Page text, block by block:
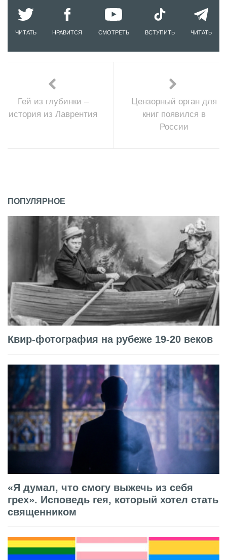
ЧИТАТЬ НРАВИТСЯ СМОТРЕТЬ ВСТУПИТЬ ЧИТАТЬ
Гей из глубинки –
история из Лаврентия
Цензорный орган для
книг появился в
России
ПОПУЛЯРНОЕ
Квир-фотография на рубеже 19-20 веков
«Я думал, что смогу выжечь из себя
грех». Исповедь гея, который хотел стать
священником